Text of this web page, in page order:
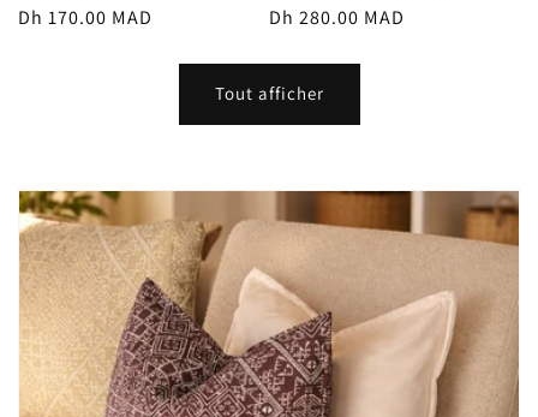
Prix
Dh 170.00 MAD
Prix
Dh 280.00 MAD
Tout afficher